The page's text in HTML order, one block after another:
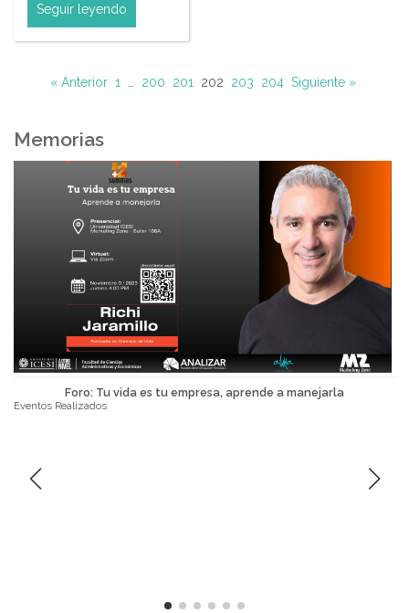
Seguir leyendo
« Anterior 1 200 201 202 203 204 Siguiente »
Memorias
Foro: Tu vida es tu empresa, aprende a manejarla
Eventos Realizados